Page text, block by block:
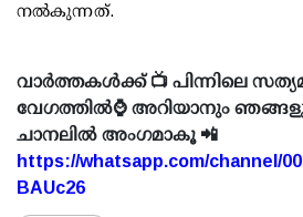
നല്‍കുന്നത്.
വാർത്തകൾക്ക് 📺 പിന്നിലെ
വേഗത്തിൽ⌚ അറിയാനും
ചാനലിൽ അംഗമാകൂ 📲
https://whatsapp.com/channel/
BAUc26